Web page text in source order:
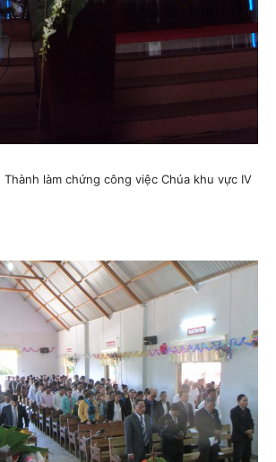
Thành làm chứng công việc Chúa khu vực IV